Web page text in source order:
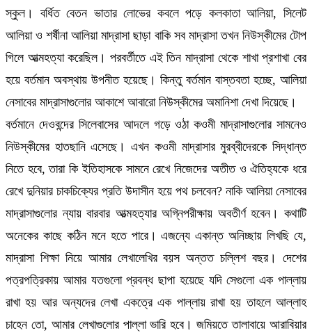
স্কুল। বর্ধিত বেতন ভাতার লোভের কবলে পড়ে কলকাতা আলিয়া, সিলেট
আলিয়া ও শর্ষীনা আলিয়া মাদ্রাসা ছাড়া বাকি সব মাদ্রাসা তখন নিউস্কীমের টোপ
গিলে আত্মহত্যা করেছিল। পরবর্তীতে এই তিন মাদ্রাসা থেকে শাখা প্রশাখা বের
হয়ে বর্তমান অবস্থায় উপনীত হয়েছে। কিন্তু বর্তমান বাস্তবতা হচ্ছে, আলিয়া
নেসাবের মাদ্রাসাগুলোর আকাশে আবারো নিউস্কীমের অমানিশা দেখা দিয়েছে।
বর্তমানে দেওবন্দের সিলেবাসের আদলে গড়ে ওঠা কওমী মাদ্রাসাগুলোর সামনেও
নিউস্কীমের হাতছানি এসেছে। এখন কওমী মাদ্রাসার মুরব্বীদেরকে সিদ্ধান্ত
নিতে হবে, তারা কি ইতিহাসকে সামনে রেখে নিজেদের অতীত ও ঐতিহ্যকে ধরে
রেখে দুনিয়ার চাকচিক্যের প্রতি উদাসীন হয়ে পথ চলবেন? নাকি আলিয়া নেসাবের
মাদ্রাসাগুলোর ন্যায় বারবার আত্মহত্যার অগ্নিপরীক্ষায় অবতীর্ণ হবেন। কথাটি
অনেকের কাছে কঠিন মনে হতে পারে। এজন্যে একান্ত অনিচ্ছায় লিখছি যে,
মাদ্রাসা শিক্ষা নিয়ে আমার লেখালেখির বয়স অন্তত চল্লিশ বছর। দেশের
পত্রপত্রিকায় আমার যতগুলো প্রবন্ধ ছাপা হয়েছে যদি সেগুলো এক পাল্লায়
রাখা হয় আর অন্যদের লেখা একত্রে এক পাল্লায় রাখা হয় তাহলে আল্লাহ
চাহেন তো, আমার লেখাগুলোর পাল্লা ভারি হবে। জমিয়তে তালাবায়ে আরাবিয়ার